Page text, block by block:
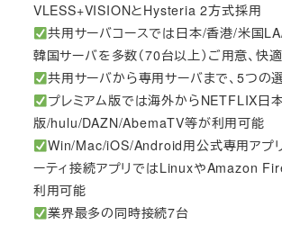
VLESS+VISIONとHysteria 2方式採用
共用サーバコースでは日本/香港/米国
韓国サーバを多数（70台以上）ご用意、快
共用サーバから専用サーバまで、5つの
プレミアム版では海外からNETFLIX日
版/hulu/DAZN/AbemaTV等が利用可能
Win/Mac/iOS/Android用公式専用アプリ
ーティ接続アプリではLinuxやAmazon
利用可能
業界最多の同時接続7台